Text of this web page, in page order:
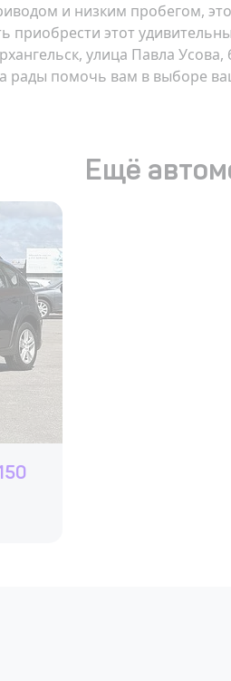
и низким пробегом,
приобрести этот
улица Павла Усова,
рады помочь вам в выборе
Ещё